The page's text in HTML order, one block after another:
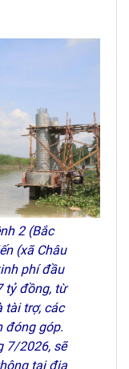
2 (Bắc
(xã Châu
phí đầu
tỷ đồng, từ
tài trợ, các
đóng góp.
7/2026, sẽ
tại địa